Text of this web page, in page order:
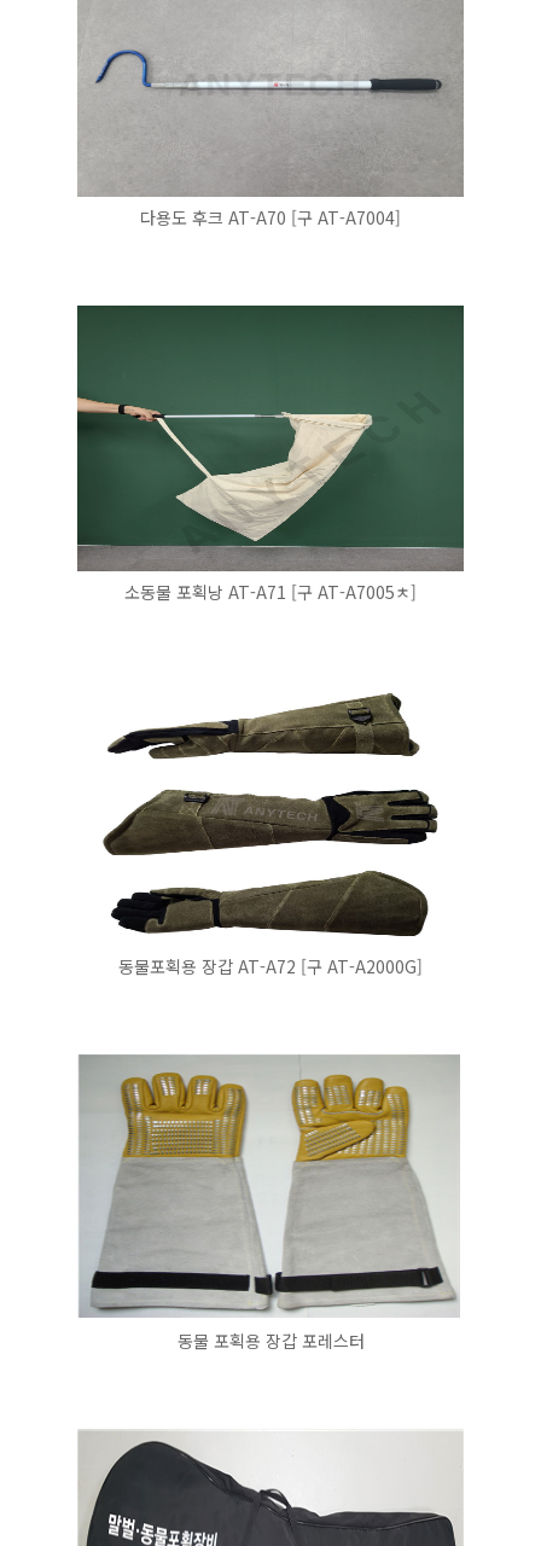
다용도 후크 AT-A70 [구 AT-A7004]
소동물 포획낭 AT-A71 [구 AT-A7005ㅊ]
동물포획용 장갑 AT-A72 [구 AT-A2000G]
동물 포획용 장갑 포레스터